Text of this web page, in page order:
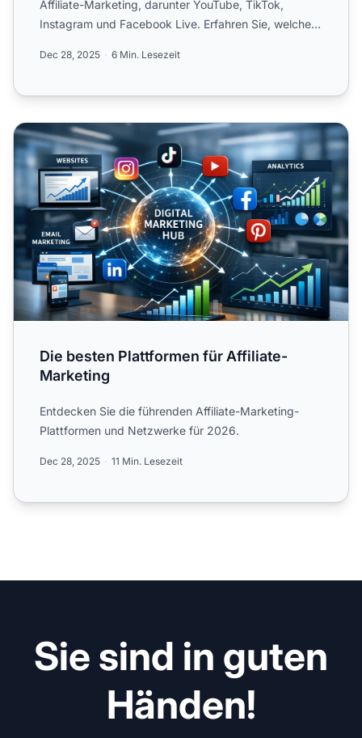
Affiliate-Marketing, darunter YouTube, TikTok,
Instagram und Facebook Live. Erfahren Sie, welche
Dec 28, 2025 6 Min. Lesezeit
Die besten Plattformen für Affiliate-Marketing
Die besten Plattformen für Affiliate-
Marketing
Entdecken Sie die führenden Affiliate-Marketing-
Plattformen und Netzwerke für 2026.
Dec 28, 2025 11 Min. Lesezeit
Sie sind in guten
Händen!